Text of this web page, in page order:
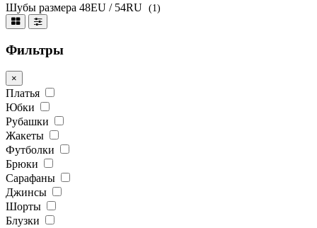
Шубы размера 48EU / 54RU (1)
Фильтры
×
Платья
Юбки
Рубашки
Жакеты
Футболки
Брюки
Сарафаны
Джинсы
Шорты
Блузки